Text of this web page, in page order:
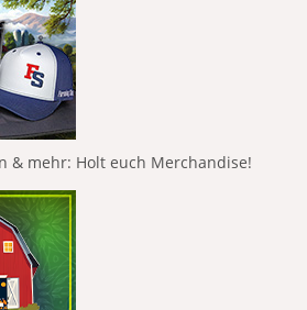
& mehr: Holt euch Merchandise!